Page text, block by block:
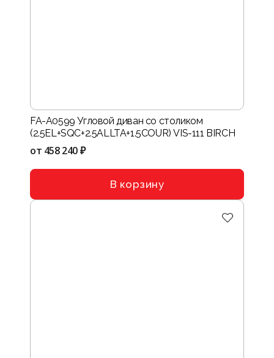
FA-A0599 Угловой диван со столиком
(2.5EL+SQC+2.5ALLTA+1.5COUR) VIS-111 BIRCH
от 458 240 ₽
В корзину